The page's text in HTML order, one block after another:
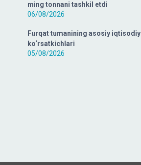
ming tonnani tashkil etdi
06/08/2026
Furqat tumanining asosiy iqtisodiy
ko‘rsatkichlari
05/08/2026